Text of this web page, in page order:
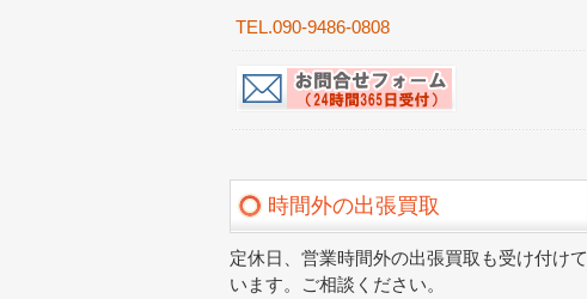
TEL.090-9486-0808
時間外の出張買取
定休日、営業時間外の出張買取も受け付けて
います。ご相談ください。